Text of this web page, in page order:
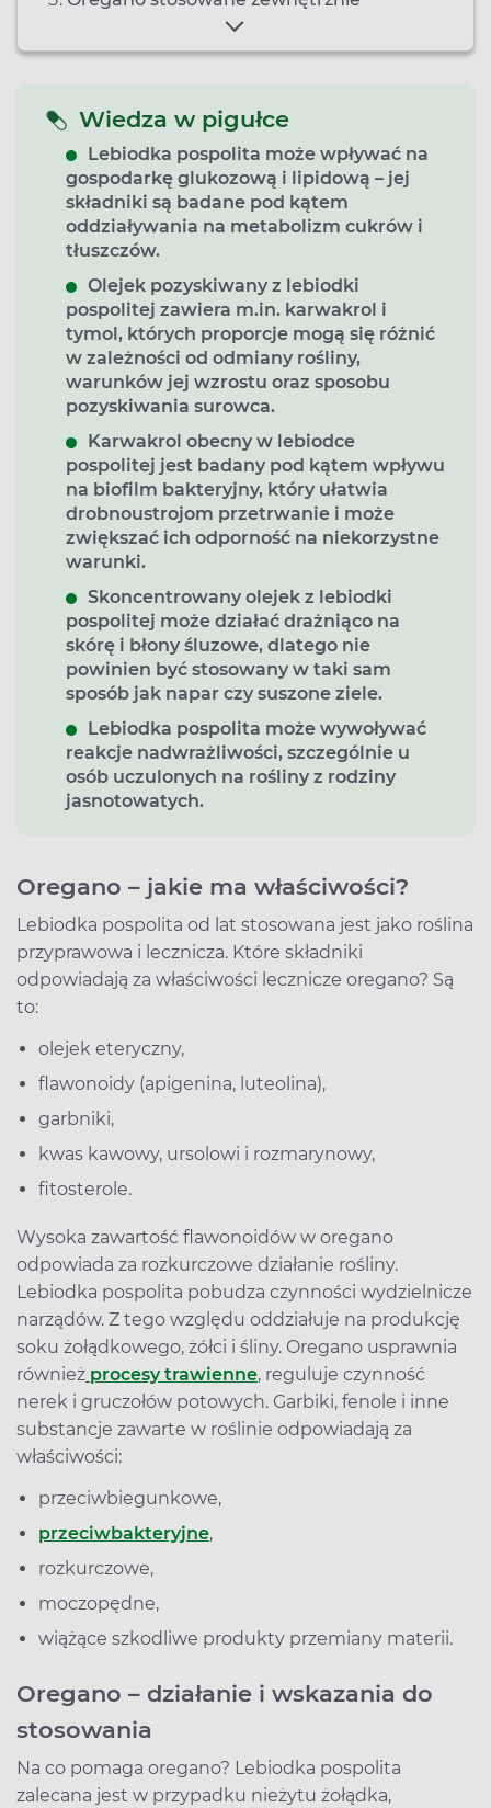
Wiedza w pigułce
Lebiodka pospolita może wpływać na
gospodarkę glukozową i lipidową – jej
składniki są badane pod kątem
oddziaływania na metabolizm cukrów i
tłuszczów.
Olejek pozyskiwany z lebiodki
pospolitej zawiera m.in. karwakrol i
tymol, których proporcje mogą się różnić
w zależności od odmiany rośliny,
warunków jej wzrostu oraz sposobu
pozyskiwania surowca.
Karwakrol obecny w lebiodce
pospolitej jest badany pod kątem wpływu
na biofilm bakteryjny, który ułatwia
drobnoustrojom przetrwanie i może
zwiększać ich odporność na niekorzystne
warunki.
Skoncentrowany olejek z lebiodki
pospolitej może działać drażniąco na
skórę i błony śluzowe, dlatego nie
powinien być stosowany w taki sam
sposób jak napar czy suszone ziele.
Lebiodka pospolita może wywoływać
reakcje nadwrażliwości, szczególnie u
osób uczulonych na rośliny z rodziny
jasnotowatych.
Oregano – jakie ma właściwości?
Lebiodka pospolita od lat stosowana jest jako roślina
przyprawowa i lecznicza. Które składniki
odpowiadają za właściwości lecznicze oregano? Są
to:
olejek eteryczny,
flawonoidy (apigenina, luteolina),
garbniki,
kwas kawowy, ursolowi i rozmarynowy,
fitosterole.
Wysoka zawartość flawonoidów w oregano
odpowiada za rozkurczowe działanie rośliny.
Lebiodka pospolita pobudza czynności wydzielnicze
narządów. Z tego względu oddziałuje na produkcję
soku żołądkowego, żółci i śliny. Oregano usprawnia
również procesy trawienne, reguluje czynność
nerek i gruczołów potowych. Garbiki, fenole i inne
substancje zawarte w roślinie odpowiadają za
właściwości:
przeciwbiegunkowe,
przeciwbakteryjne,
rozkurczowe,
moczopędne,
wiążące szkodliwe produkty przemiany materii.
Oregano – działanie i wskazania do
stosowania
Na co pomaga oregano? Lebiodka pospolita
zalecana jest w przypadku nieżytu żołądka,